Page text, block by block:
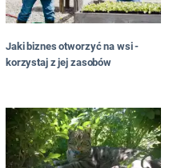
Jaki biznes otworzyć na wsi -
korzystaj z jej zasobów